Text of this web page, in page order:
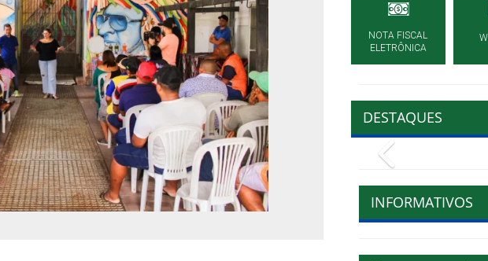
NOTA FISCAL
ELETRÔNICA
DESTAQUES
INFORMATIVOS